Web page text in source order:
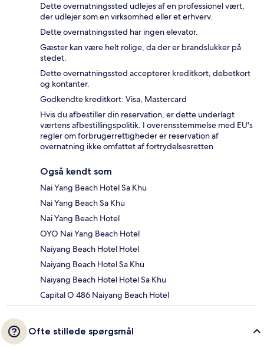
Dette overnatningssted udlejes af en professionel vært,
der udlejer som en virksomhed eller et erhverv.
Dette overnatningssted har ingen elevator.
Gæster kan være helt rolige, da der er brandslukker på
stedet.
Dette overnatningssted accepterer kreditkort, debetkort
og kontanter.
Godkendte kreditkort: Visa, Mastercard
Hvis du afbestiller din reservation, er dette underlagt
værtens afbestillingspolitik. I overensstemmelse med EU's
regler om forbrugerrettigheder er reservation af
overnatning ikke omfattet af fortrydelsesretten.
Også kendt som
Nai Yang Beach Hotel Sa Khu
Nai Yang Beach Sa Khu
Nai Yang Beach Hotel
OYO Nai Yang Beach Hotel
Naiyang Beach Hotel Hotel
Naiyang Beach Hotel Sa Khu
Naiyang Beach Hotel Hotel Sa Khu
Capital O 486 Naiyang Beach Hotel
Ofte stillede spørgsmål